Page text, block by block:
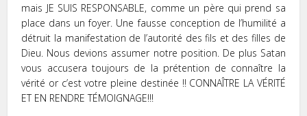
mais JE SUIS RESPONSABLE, comme un père qui prend sa
place dans un foyer. Une fausse conception de l’humilité a
détruit la manifestation de l’autorité des fils et des filles de
Dieu. Nous devions assumer notre position. De plus Satan
vous accusera toujours de la prétention de connaître la
vérité or c’est votre pleine destinée !! CONNAÎTRE LA VÉRITÉ
ET EN RENDRE TÉMOIGNAGE!!!